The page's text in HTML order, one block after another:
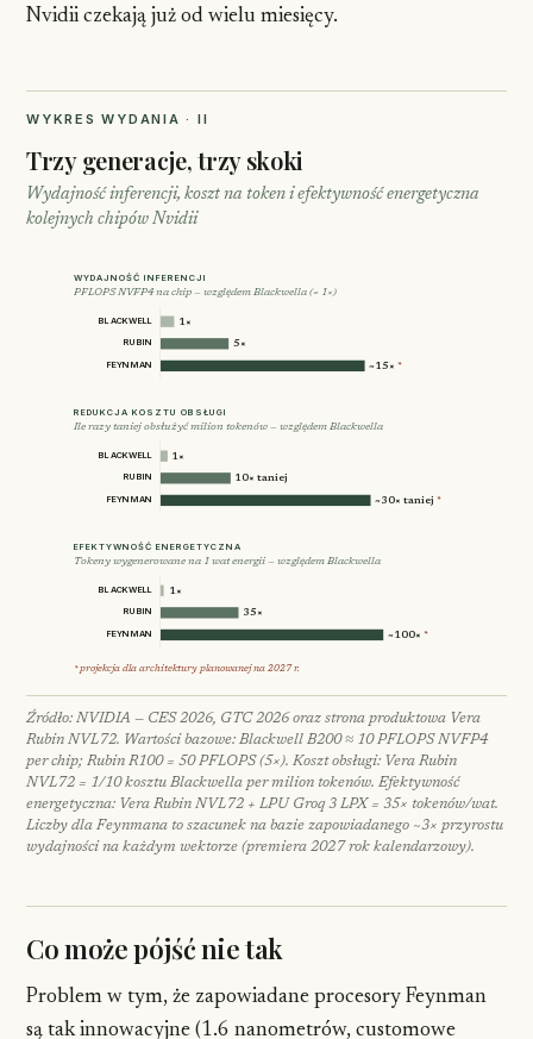
Nvidii czekają już od wielu miesięcy.
WYKRES WYDANIA · II
Trzy generacje, trzy skoki
Wydajność inferencji, koszt na token i efektywność energetyczna
kolejnych chipów Nvidii
WYDAJNOŚĆ INFERENCJI
PFLOPS NVFP4 na chip — względem Blackwella (= 1×)
BLACKWELL 1×
RUBIN 5×
FEYNMAN ~15× *
REDUKCJA KOSZTU OBSŁUGI
Ile razy taniej obsłużyć milion tokenów — względem Blackwella
BLACKWELL 1×
RUBIN 10× taniej
FEYNMAN ~30× taniej *
EFEKTYWNOŚĆ ENERGETYCZNA
Tokeny wygenerowane na 1 wat energii — względem Blackwella
BLACKWELL 1×
RUBIN
35×
FEYNMAN
~100× *
* projekcja dla architektury planowanej na 2027 r.
Źródło: NVIDIA — CES 2026, GTC 2026 oraz strona produktowa Vera
Rubin NVL72. Wartości bazowe: Blackwell B200 ≈ 10 PFLOPS NVFP4
per chip; Rubin R100 = 50 PFLOPS (5×). Koszt obsługi: Vera Rubin
NVL72 = 1/10 kosztu Blackwella per milion tokenów. Efektywność
energetyczna: Vera Rubin NVL72 + LPU Groq 3 LPX = 35× tokenów/wat.
Liczby dla Feynmana to szacunek na bazie zapowiadanego ~3× przyrostu
wydajności na każdym wektorze (premiera 2027 rok kalendarzowy).
Co może pójść nie tak
Problem w tym, że zapowiadane procesory Feynman
są tak innowacyjne (1.6 nanometrów, customowe